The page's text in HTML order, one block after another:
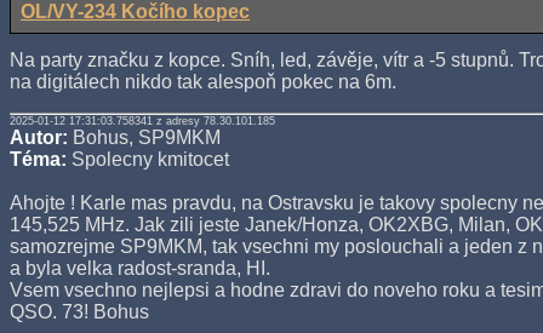
OL/VY-234 Kočího kopec
Na party značku z kopce. Sníh, led, závěje, vítr a -5 stupnů.
na digitálech nikdo tak alespoň pokec na 6m.
2025-01-12 17:31:03.758341 z adresy 78.30.101.185
Autor: Bohus, SP9MKM
Téma: Spolecny kmitocet
Ahojte ! Karle mas pravdu, na Ostravsku je takovy spolecny
145,525 MHz. Jak zili jeste Janek/Honza, OK2XBG, Milan,
samozrejme SP9MKM, tak vsechni my poslouchali a jeden z
a byla velka radost-sranda, HI.
Vsem vsechno nejlepsi a hodne zdravi do noveho roku a
QSO. 73! Bohus